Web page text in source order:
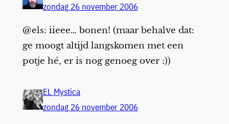
zondag 26 november 2006
@els: iieee… bonen! (maar behalve dat:
ge moogt altijd langskomen met een
potje hé, er is nog genoeg over :))
EL Mystica
zondag 26 november 2006